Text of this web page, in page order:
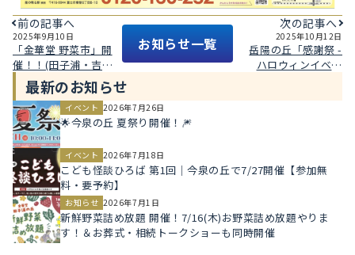
前の記事へ
2025年9月10日
「金華堂 野菜市」開
催！！(田子浦・吉
お知らせ一覧
次の記事へ
2025年10月12日
岳陽の丘「感謝祭 -
ハロウィンイベン
最新のお知らせ
イベント 2026年7月26日
🌟今泉の丘 夏祭り開催！🎆
イベント 2026年7月18日
こども怪談ひろば 第1回｜今泉の丘で7/27開催【参加無
料・要予約】
お知らせ 2026年7月1日
新鮮野菜詰め放題 開催！7/16(木)お野菜詰め放題やりま
す！＆お葬式・相続トークショーも同時開催